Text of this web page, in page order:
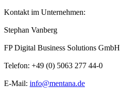
Kontakt im Unternehmen:
Stephan Vanberg
FP Digital Business Solutions GmbH
Telefon: +49 (0) 5063 277 44-0
E-Mail: info@mentana.de